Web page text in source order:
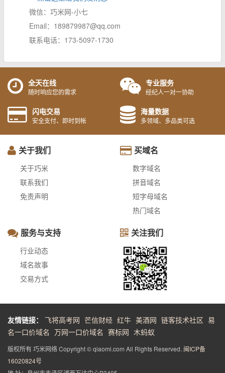
微信：巧米网-小七
Email：189879987@qq.com
联系电话：173-5097-1730
全天在线
随时响应您的需求
专业服务
经纪人一对一协助
闪电交易
安全支付、即时到帐
海量数据
多领域、多品类可选
关于我们
关于巧米
联系我们
免责声明
买域名
数字域名
拼音域名
短字母域名
热门域名
服务与支持
行业动态
域名故事
交易方式
关注我们
友情链接： 飞将高考网 芒信财经 红牛 美酒网 链客技术社区 易
名一口价域名 万网一口价域名 赛标网 木蚂蚁
版权所有 巧米网络 Copyright © qiaomi.com All Rights Reserved. 闽ICP备
16020824号